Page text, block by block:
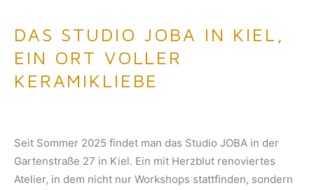
DAS STUDIO JOBA IN KIEL,
EIN ORT VOLLER
KERAMIKLIEBE
Seit Sommer 2025 findet man das Studio JOBA in der
Gartenstraße 27 in Kiel. Ein mit Herzblut renoviertes
Atelier, in dem nicht nur Workshops stattfinden, sondern